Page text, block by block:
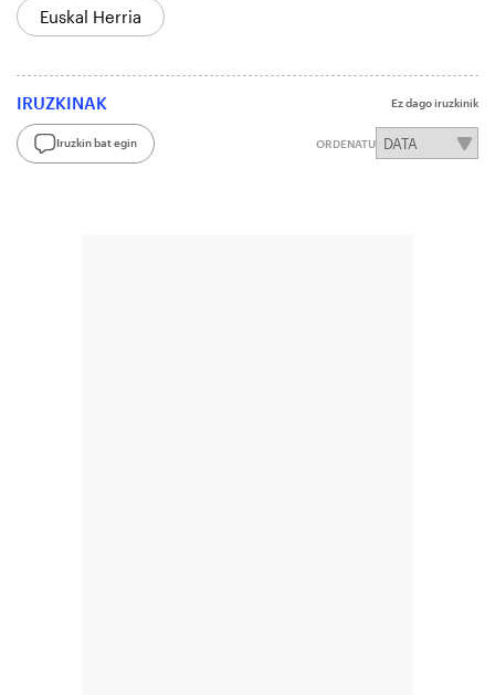
Euskal Herria
IRUZKINAK Ez dago iruzkinik
Iruzkin bat egin ORDENATU